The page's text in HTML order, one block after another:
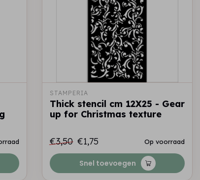
STAMPERIA
Thick stencil cm 12X25 - Gear
up for Christmas texture
€3,50 €1,75 Op voorraad
Snel toevoegen